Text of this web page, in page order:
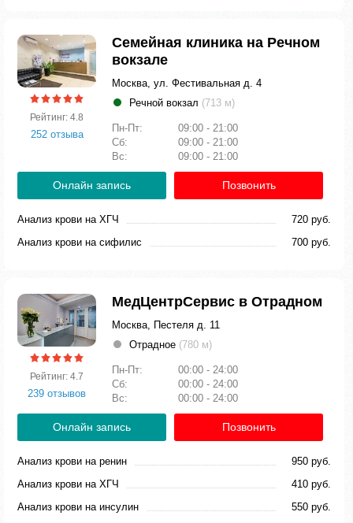
Рейтинг: 4.8
252 отзыва
Семейная клиника на Речном
вокзале
Москва, ул. Фестивальная д. 4
Речной вокзал (713 м)
Пн-Пт:
09:00 - 21:00
Сб:
09:00 - 21:00
Вс:
09:00 - 21:00
Онлайн запись Позвонить
Анализ крови на ХГЧ
720 руб.
Анализ крови на сифилис
700 руб.
Рейтинг: 4.7
239 отзывов
МедЦентрСервис в Отрадном
Москва, Пестеля д. 11
Отрадное (780 м)
Пн-Пт:
00:00 - 24:00
Сб:
00:00 - 24:00
Вс:
00:00 - 24:00
Онлайн запись Позвонить
Анализ крови на ренин
950 руб.
Анализ крови на ХГЧ
410 руб.
Анализ крови на инсулин
550 руб.